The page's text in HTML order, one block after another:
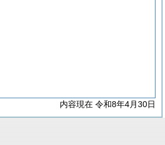
内容現在 令和8年4月30日